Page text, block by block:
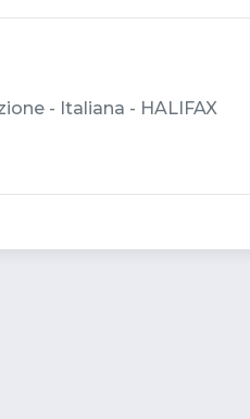
- Italiana - HALIFAX